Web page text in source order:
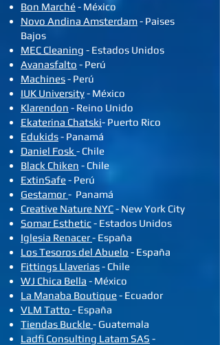
Bon Marché- México
Novo Andina Amsterdam- Paises
Bajos
MEC Cleaning - Estados Unidos
Avanasfalto - Perú
Machines- Perú
IUK University- México
Klarendon - Reino Unido
Ekaterina Chatski- Puerto Rico
Edukids- Panamá
Daniel Fosk - Chile
Black Chiken - Chile
ExtinSafe- Perú
Gestamor- Panamá
Creative Nature NYC- New York City
Somar Esthetic- Estados Unidos
Iglesia Renacer- España
Los Tesoros del Abuelo - España
Fittings Llaverias- Chile
WJ Chica Bella - México
​La Manaba Boutique- Ecuador
VLM Tatto - España
Tiendas Buckle- Guatemala
Ladfi Consulting Latam SAS -